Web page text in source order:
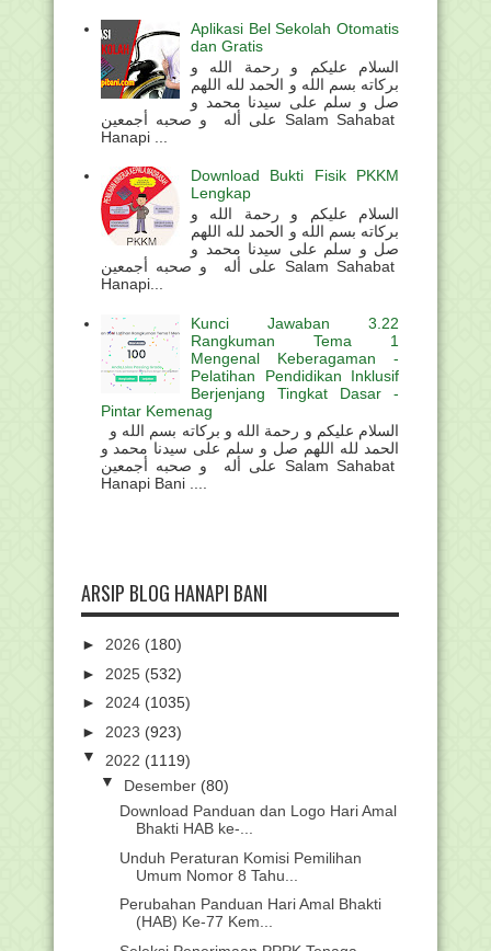
Aplikasi Bel Sekolah Otomatis
dan Gratis
السلام عليكم و رحمة الله و
بركاته بسم الله و الحمد لله اللهم
صل و سلم على سيدنا محمد و
على أله و صحبه أجمعين Salam Sahabat
Hanapi ...
Download Bukti Fisik PKKM
Lengkap
السلام عليكم و رحمة الله و
بركاته بسم الله و الحمد لله اللهم
صل و سلم على سيدنا محمد و
على أله و صحبه أجمعين Salam Sahabat
Hanapi...
Kunci Jawaban 3.22
Rangkuman Tema 1
Mengenal Keberagaman -
Pelatihan Pendidikan Inklusif
Berjenjang Tingkat Dasar -
Pintar Kemenag
الحمد لله اللهم صل و سلم على سيدنا محمد و
على أله و صحبه أجمعين Salam Sahabat
Hanapi Bani ....
ARSIP BLOG HANAPI BANI
► 2026 (180)
► 2025 (532)
► 2024 (1035)
► 2023 (923)
▼ 2022 (1119)
▼ Desember (80)
Download Panduan dan Logo Hari Amal
Bhakti HAB ke-...
Unduh Peraturan Komisi Pemilihan
Umum Nomor 8 Tahu...
Perubahan Panduan Hari Amal Bhakti
(HAB) Ke-77 Kem...